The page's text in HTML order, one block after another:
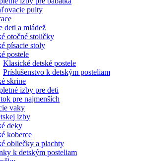
pulty
deti a mládež
otočné stoličky
písacie stoly
postele
Klasické detské postele
Príslušenstvo k detským posteliam
skrine
izby pre deti
pre najmenších
vaky
izby
deky
koberce
obliečky a plachty
k detským posteliam